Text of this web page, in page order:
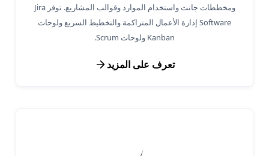
ومخططات جانت واستخدام الموارد وقوالب المشاريع. توفر Jira
Software إدارة الأعمال المتراكمة والتخطيط السريع ولوحات
Kanban ولوحات Scrum.
تعرف على المزيد